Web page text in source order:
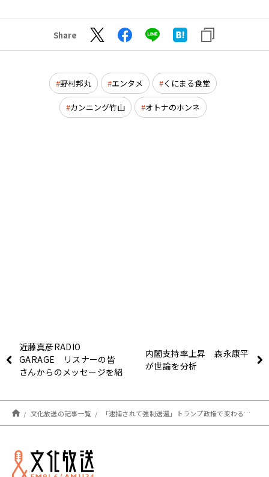
Share
野村邦丸 エンタメ くにまる食堂
カンニング竹山 オトナのホンネ
近藤真彦RADIO
GARAGE リスナーの皆
さんからのメッセージを紹
内閣支持率上昇 森永康平
が世論を分析
文化放送の記事一覧 「逮捕されて強制送還」トランプ政権で変わるハワイの現状 カンニング竹山語る